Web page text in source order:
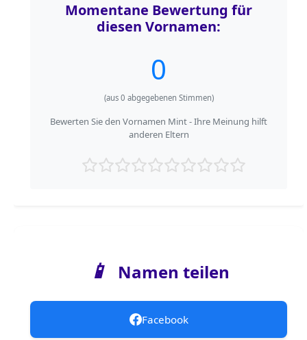
Momentane Bewertung für
diesen Vornamen:
0
(aus 0 abgegebenen Stimmen)
Bewerten Sie den Vornamen Mint - Ihre Meinung hilft
anderen Eltern
📱 Namen teilen
Facebook